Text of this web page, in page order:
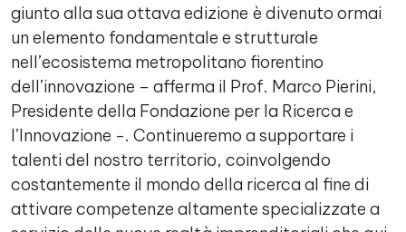
giunto alla sua ottava edizione è divenuto ormai
un elemento fondamentale e strutturale
nell’ecosistema metropolitano fiorentino
dell’innovazione – afferma il Prof. Marco Pierini,
Presidente della Fondazione per la Ricerca e
l’Innovazione -. Continueremo a supportare i
talenti del nostro territorio, coinvolgendo
costantemente il mondo della ricerca al fine di
attivare competenze altamente specializzate a